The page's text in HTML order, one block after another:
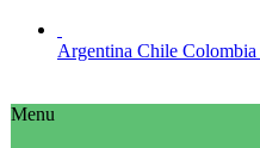
Argentina Chile Colombia
Menu